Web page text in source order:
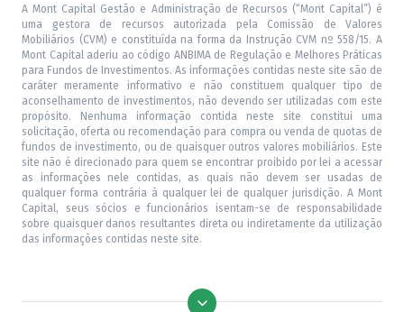
A Mont Capital Gestão e Administração de Recursos (“Mont Capital”) é
uma gestora de recursos autorizada pela Comissão de Valores
Mobiliários (CVM) e constituída na forma da Instrução CVM nº 558/15. A
Mont Capital aderiu ao código ANBIMA de Regulação e Melhores Práticas
para Fundos de Investimentos. As informações contidas neste site são de
caráter meramente informativo e não constituem qualquer tipo de
aconselhamento de investimentos, não devendo ser utilizadas com este
propósito. Nenhuma informação contida neste site constitui uma
solicitação, oferta ou recomendação para compra ou venda de quotas de
fundos de investimento, ou de quaisquer outros valores mobiliários. Este
site não é direcionado para quem se encontrar proibido por lei a acessar
as informações nele contidas, as quais não devem ser usadas de
qualquer forma contrária à qualquer lei de qualquer jurisdição. A Mont
Capital, seus sócios e funcionários isentam-se de responsabilidade
sobre quaisquer danos resultantes direta ou indiretamente da utilização
das informações contidas neste site.